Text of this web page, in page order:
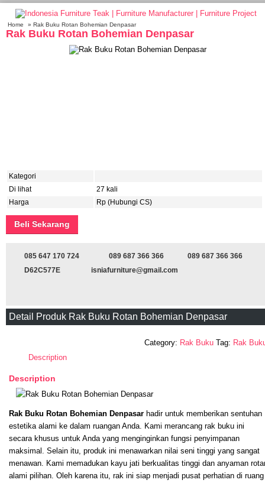
Home » Rak Buku Rotan Bohemian Denpasar
Rak Buku Rotan Bohemian Denpasar
Kategori
Di lihat
27 kali
Harga
Rp (Hubungi CS)
Beli Sekarang
085 647 170 724 089 687 366 366
089 687 366 366
D62C577E
isniafurniture@gmail.com
Detail Produk Rak Buku Rotan Bohemian Denpasar
Category: Rak Buku Tag: Rak
Description
Description
Rak Buku Rotan Bohemian Denpasar hadir untuk memberikan sentuhan
estetika alami ke dalam ruangan Anda. Kami merancang rak buku ini
secara khusus untuk Anda yang menginginkan fungsi penyimpanan
maksimal. Selain itu, produk ini menawarkan nilai seni tinggi yang sangat
menawan. Kami memadukan kayu jati berkualitas tinggi dan anyaman
alami pilihan. Oleh karena itu, rak ini siap menjadi pusat perhatian di ruang